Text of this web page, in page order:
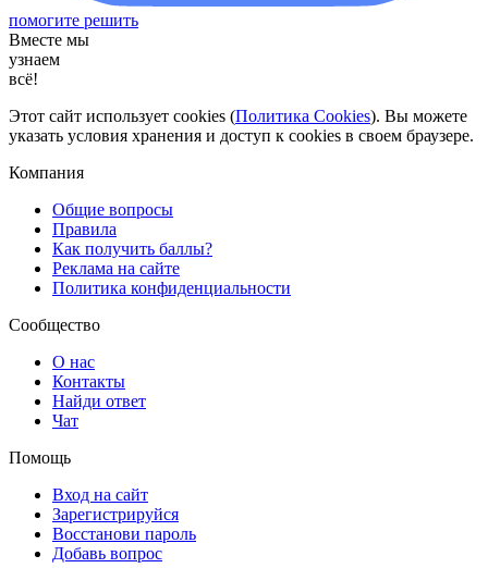
помогите решить
Вместе мы
узнаем
всё!
Этот сайт использует cookies (Политика Cookies). Вы можете
указать условия хранения и доступ к cookies в своем браузере.
Компания
Общие вопросы
Правила
Как получить баллы?
Реклама на сайте
Политика конфиденциальности
Сообщество
О нас
Контакты
Найди ответ
Чат
Помощь
Вход на сайт
Зарегистрируйся
Восстанови пароль
Добавь вопрос